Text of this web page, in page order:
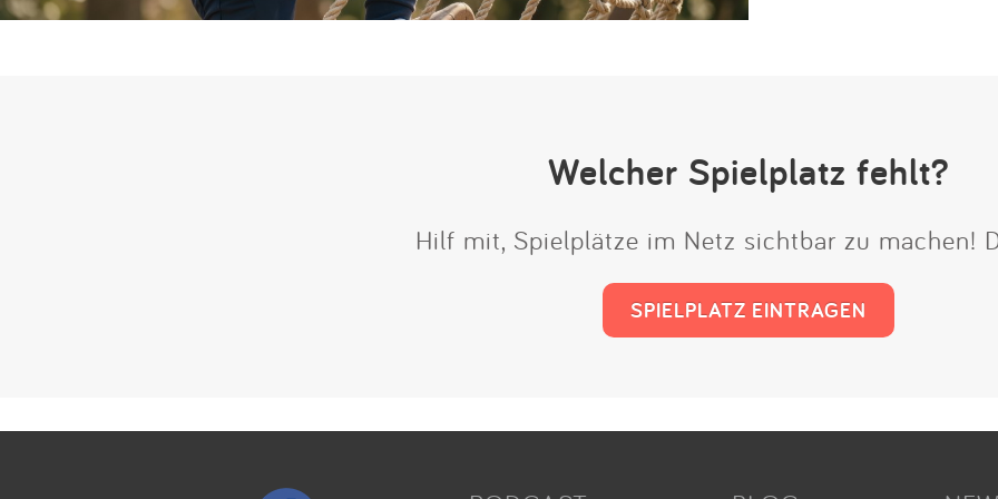
Welcher Spielplatz fehlt?
Hilf mit, Spielplätze im Netz sichtbar zu machen!
SPIELPLATZ EINTRAGEN